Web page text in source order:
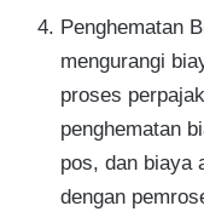
Penghematan
mengurangi
proses
penghematan
pos, dan biaya
dengan